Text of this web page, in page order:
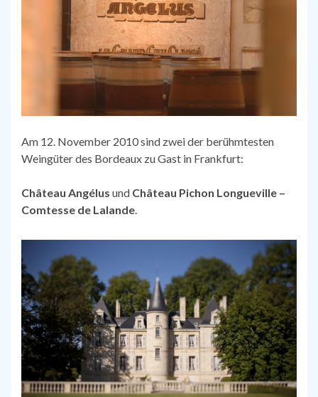
Am 12. November 2010 sind zwei der berühmtesten
Weingüter des Bordeaux zu Gast in Frankfurt:
Château Angélus und Château Pichon Longueville –
Comtesse de Lalande.